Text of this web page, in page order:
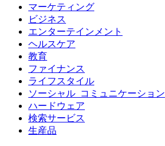
マーケティング
ビジネス
エンターテインメント
ヘルスケア
教育
ファイナンス
ライフスタイル
ソーシャル_コミュニケーション
ハードウェア
検索サービス
生産品